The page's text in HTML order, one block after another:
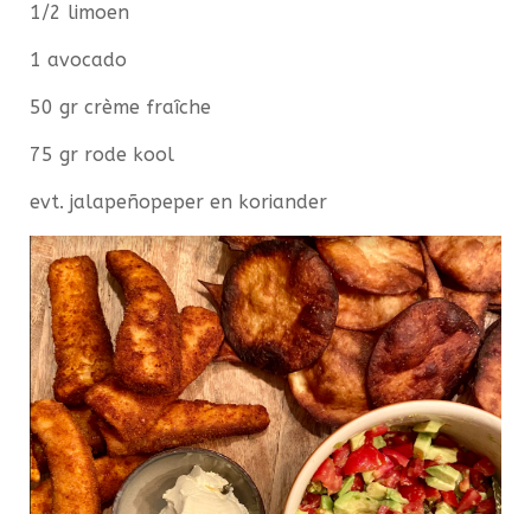
1/2 limoen
1 avocado
50 gr crème fraîche
75 gr rode kool
evt. jalapeñopeper en koriander